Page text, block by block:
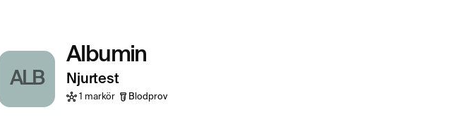
ALB
Albumin
Njurtest
1 markör Blodprov